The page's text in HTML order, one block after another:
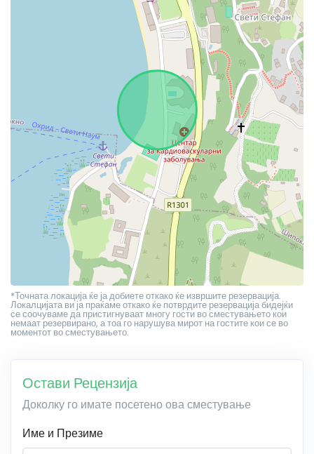
*Точната локација ќе ја добиете откако ќе извршите резервација.
Локалцијата ви ја праќаме откако ќе потврдите резервација бидејќи
се соочуваме да пристигнуваат многу гости во сместувањето кои
немаат резервирано, а тоа го нарушува мирот на гостите кои се во
моментот во сместувањето.
Остави Рецензија
Доколку го имате посетено ова сместување
Име и Презиме